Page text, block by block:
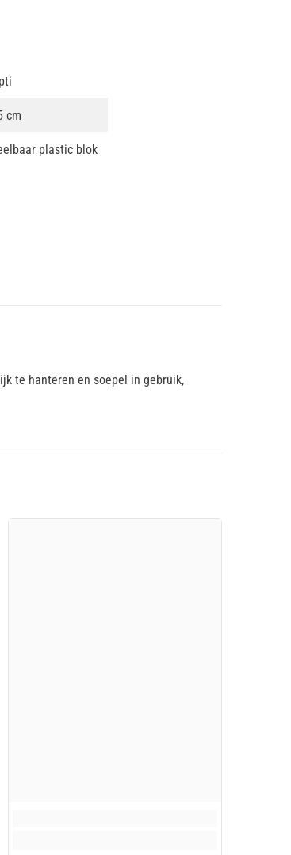
cm
plastic blok
te hanteren en soepel in gebruik,